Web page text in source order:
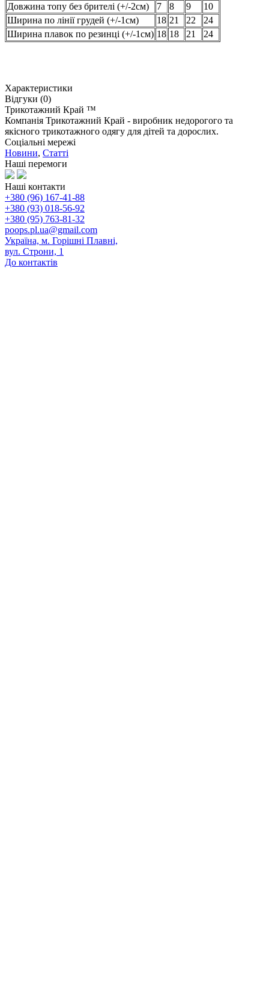
Довжина топу без брителі (+/-2см)
7 8 9
10
Ширина по лінії грудей (+/-1см)
18 21 22
24
Ширина плавок по резинці (+/-1см) 18 18 21 24
Характеристики
Відгуки (0)
Трикотажний Край ™
Компанія Трикотажний Край - виробник недорогого та
якісного трикотажного одягу для дітей та дорослих.
Соціальні мережі
Новини, Статті
Наші перемоги
Наші контакти
+380 (96) 167-41-88
+380 (93) 018-56-92
+380 (95) 763-81-32
poops.pl.ua@gmail.com
Україна, м. Горішні Плавні,
вул. Строни, 1
До контактів